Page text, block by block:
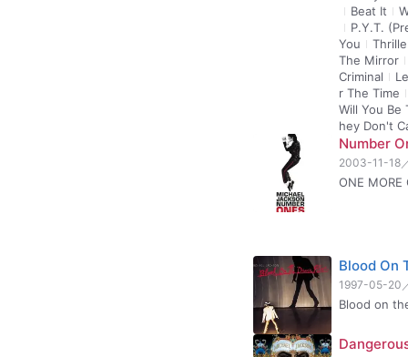
Beat It
P.Y.T.
You
The Mirror
Criminal
r The Time
Will You Be
hey Don't
Number
2003-11-18
ONE MORE
Blood On
1997-05-20
Blood on